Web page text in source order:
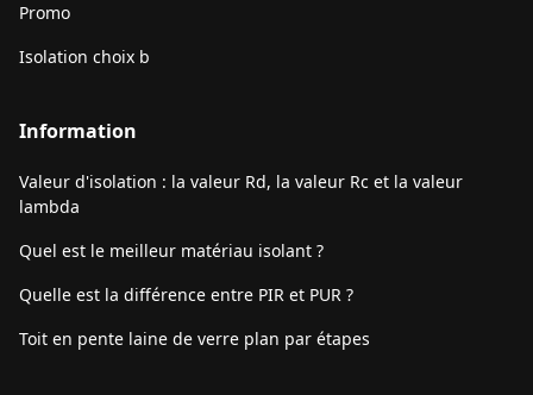
Promo
Isolation choix b
Information
Valeur d'isolation : la valeur Rd, la valeur Rc et la valeur
lambda
Quel est le meilleur matériau isolant ?
Quelle est la différence entre PIR et PUR ?
Toit en pente laine de verre plan par étapes